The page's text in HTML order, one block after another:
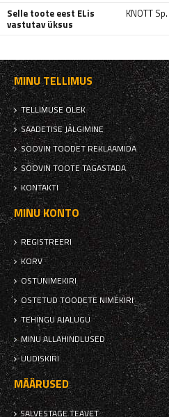
Selle toote eest ELis
vastutav üksus
KNOTT
MINU TELLIMUS
TELLIMUSE OLEK
SAADETISE JÄLGIMINE
SOOVIN TOODET REKLAAMIDA
SOOVIN TOOTE TAGASTADA
KONTAKTI
MINU KONTO
REGISTREERI
KORV
OSTUNIMEKIRI
OSTETUD TOODETE NIMEKIRI
TEHINGU AJALUGU
MINU ALLAHINDLUSED
UUDISKIRI
MÄÄRUSED
SALVESTAGE TEAVET